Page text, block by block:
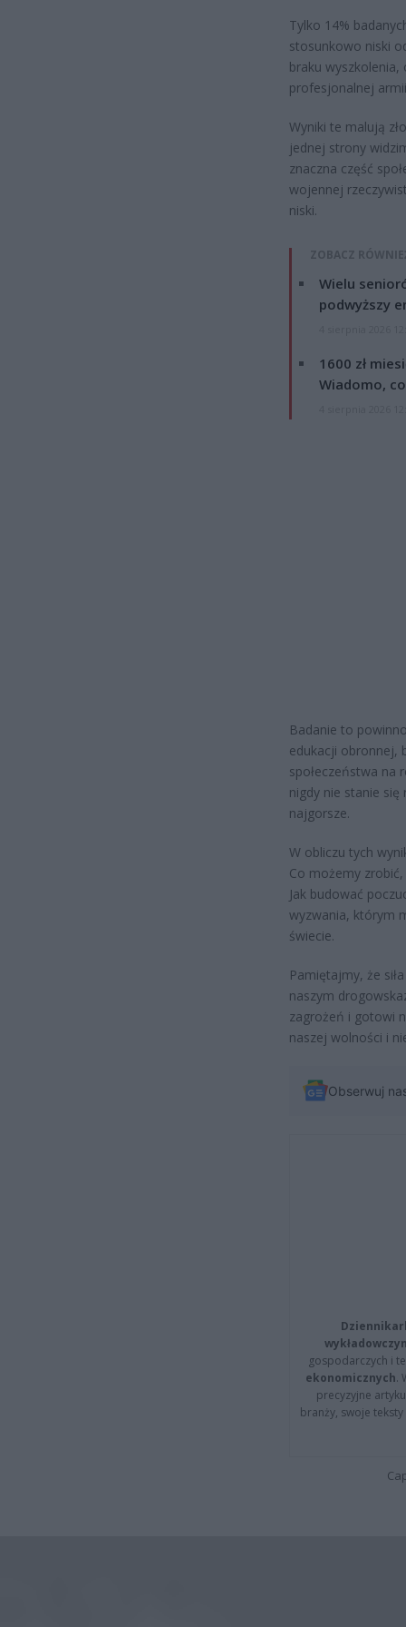
Tylko 14%
stosunkowo niski
braku
profesjonalnej
Wyniki te malują
jednej strony
znaczna część
wojennej
niski.
ZOBACZ
Wielu
podwyższy
1600 zł
Wiadomo,
Badanie to
edukacji obronnej,
społeczeństwa na
nigdy nie stanie
najgorsze.
W obliczu tych
Co możemy
Jak budować
wyzwania, którym
świecie.
Pamiętajmy, że
naszym
zagrożeń i gotowi
naszej wolności i
Obserwuj
gospodarczych i
ekonomicznych.
precyzyjne
branży, swoje